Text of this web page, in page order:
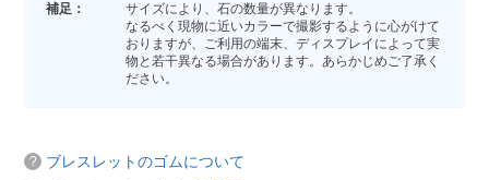
補足：
サイズにより、石の数量が異なります。
なるべく現物に近いカラーで撮影するように心がけて
おりますが、ご利用の端末、ディスプレイによって実
物と若干異なる場合があります。あらかじめご了承く
ださい。
ブレスレットのゴムについて